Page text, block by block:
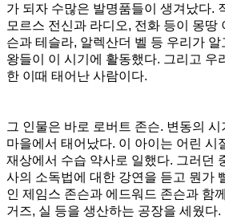
가 되자 수많은 발명품들이 생겨났다.
모르스 전신과 라디오, 전화 등이 몽땅
슨과 테슬라, 알렉산더 벨 등 우리가
왕들이 이 시기에 활동했다. 그리고 우
한 이때 태어난 사람이다.
그 인물은 바로 로버트 존슨. 변동의
마을에서 태어났다. 이 아이는 어린 시
재상에서 수습 약사로 일했다. 그러던
사의 소독법에 대한 강연을 듣고 뭔가
인 제임스 존슨과 에드워드 존슨과 함
거즈, 실 등을 생산하는 공장을 세웠다.